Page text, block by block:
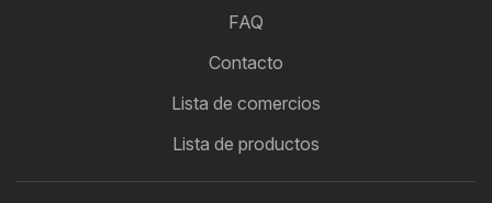
FAQ
Contacto
Lista de comercios
Lista de productos